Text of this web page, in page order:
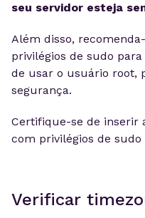
seu servidor esteja
Além disso,
privilégios de sudo
de usar o usuário root,
segurança.
Certifique-se de inserir
com privilégios de
Verificar